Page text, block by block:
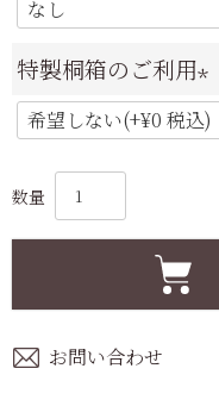
須
)
特製桐箱のご利用
(
)
お問い合わせ